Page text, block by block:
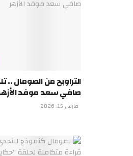
التراويح من الصومال ..
صافي سعد موفد
مارس 15, 2026